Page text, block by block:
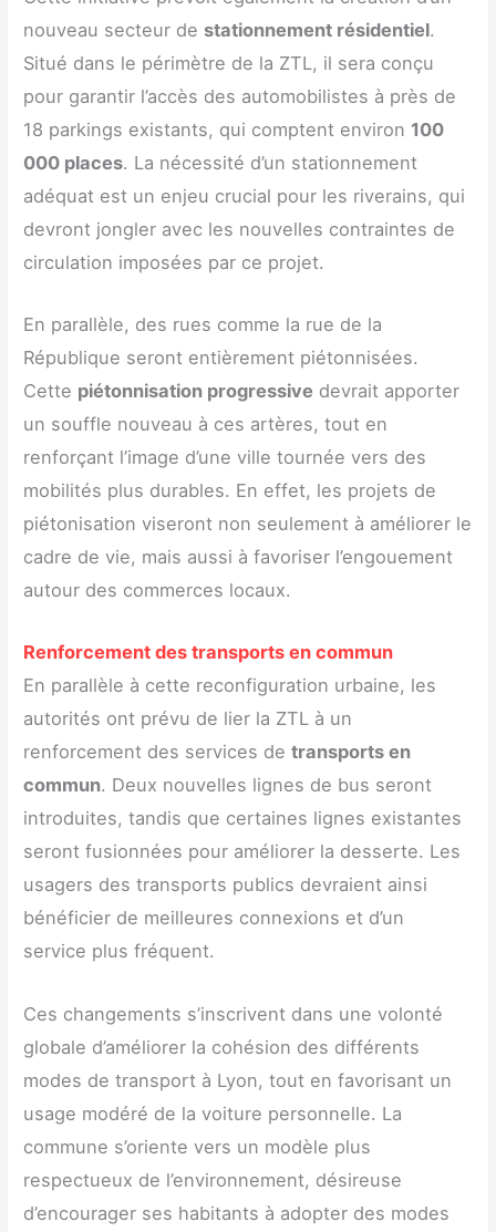
nouveau secteur de stationnement résidentiel.
Situé dans le périmètre de la ZTL, il sera conçu
pour garantir l’accès des automobilistes à près de
18 parkings existants, qui comptent environ 100
000 places. La nécessité d’un stationnement
adéquat est un enjeu crucial pour les riverains, qui
devront jongler avec les nouvelles contraintes de
circulation imposées par ce projet.
En parallèle, des rues comme la rue de la
République seront entièrement piétonnisées.
Cette piétonnisation progressive devrait apporter
un souffle nouveau à ces artères, tout en
renforçant l’image d’une ville tournée vers des
mobilités plus durables. En effet, les projets de
piétonisation viseront non seulement à améliorer le
cadre de vie, mais aussi à favoriser l’engouement
autour des commerces locaux.
Renforcement des transports en commun
En parallèle à cette reconfiguration urbaine, les
autorités ont prévu de lier la ZTL à un
renforcement des services detransports en
commun. Deux nouvelles lignes de bus seront
introduites, tandis que certaines lignes existantes
seront fusionnées pour améliorer la desserte. Les
usagers des transports publics devraient ainsi
bénéficier de meilleures connexions et d’un
service plus fréquent.
Ces changements s’inscrivent dans une volonté
globale d’améliorer la cohésion des différents
modes de transport à Lyon, tout en favorisant un
usage modéré de la voiture personnelle. La
commune s’oriente vers un modèle plus
respectueux de l’environnement, désireuse
d’encourager ses habitants à adopter des modes